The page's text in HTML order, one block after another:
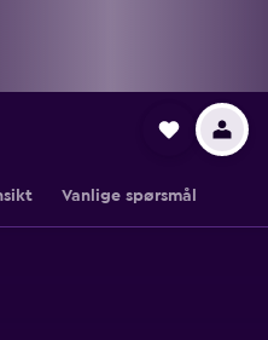
Vanlige spørsmål